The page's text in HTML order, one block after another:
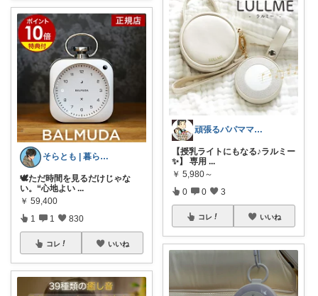
そらとも | 暮らしItem🕊️朝コレ
🕊️ただ時間を見るだけじゃな
い。“心地よい ...
￥ 59,400
1 1 830
コレ いいね
頑張るパパママ応援隊@育児・子供用品紹介
【授乳ライトにもなる♪ラルミー
✨】 専用 ...
￥ 5,980～
0 0 3
コレ いいね